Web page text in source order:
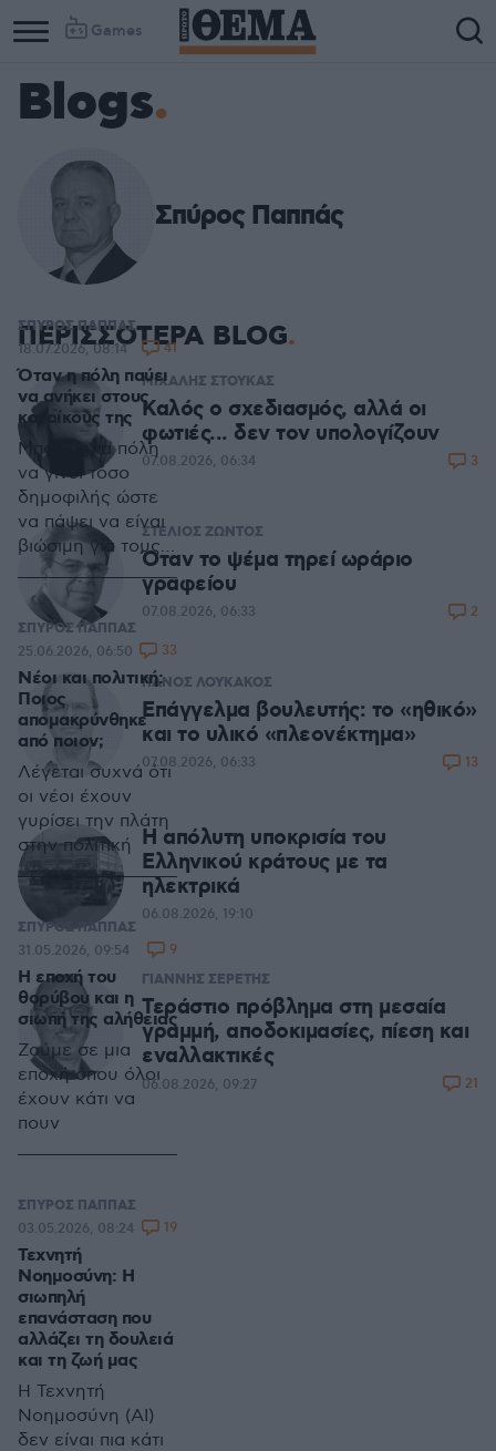
Games
Blogs
Σπύρος Παππάς
ΠΕΡΙΣΣΟΤΕΡΑ BLOG
ΜΙΧΑΛΗΣ ΣΤΟΥΚΑΣ
Καλός ο σχεδιασμός, αλλά οι
φωτιές... δεν τον υπολογίζουν
07.08.2026, 06:34 3
ΣΤΕΛΙΟΣ ΖΩΝΤΟΣ
Όταν το ψέμα τηρεί ωράριο
γραφείου
07.08.2026, 06:33 2
ΠΑΝΟΣ ΛΟΥΚΑΚΟΣ
Επάγγελμα βουλευτής: το «ηθικό»
και το υλικό «πλεονέκτημα»
07.08.2026, 06:33 13
Η απόλυτη υποκρισία του
Ελληνικού κράτους με τα
ηλεκτρικά
06.08.2026, 19:10
ΓΙΑΝΝΗΣ ΣΕΡΕΤΗΣ
Τεράστιο πρόβλημα στη μεσαία
γραμμή, αποδοκιμασίες, πίεση και
εναλλακτικές
06.08.2026, 09:27 21
ΣΠΥΡΟΣ ΠΑΠΠΑΣ
Όταν η πόλη παύει
να ανήκει στους
κατοίκους της
Μπορεί μια πόλη
να γίνει τόσο
δημοφιλής ώστε
να πάψει να είναι
βιώσιμη για τους
ίδιους τους
κατοίκους της;
18.07.2026, 08:14 41
ΣΠΥΡΟΣ ΠΑΠΠΑΣ
Νέοι και πολιτική:
Ποιος
απομακρύνθηκε
από ποιον;
Λέγεται συχνά ότι
οι νέοι έχουν
γυρίσει την πλάτη
στην πολιτική
25.06.2026, 06:50 33
ΣΠΥΡΟΣ ΠΑΠΠΑΣ
Η εποχή του
θορύβου και η
σιωπή της αλήθειας
Ζούμε σε μια
εποχή όπου όλοι
έχουν κάτι να
πουν
31.05.2026, 09:54 9
ΣΠΥΡΟΣ ΠΑΠΠΑΣ
Τεχνητή
Νοημοσύνη: Η
σιωπηλή
επανάσταση που
αλλάζει τη δουλειά
και τη ζωή μας
Η Τεχνητή
Νοημοσύνη (AI)
δεν είναι πια κάτι
03.05.2026, 08:24 19